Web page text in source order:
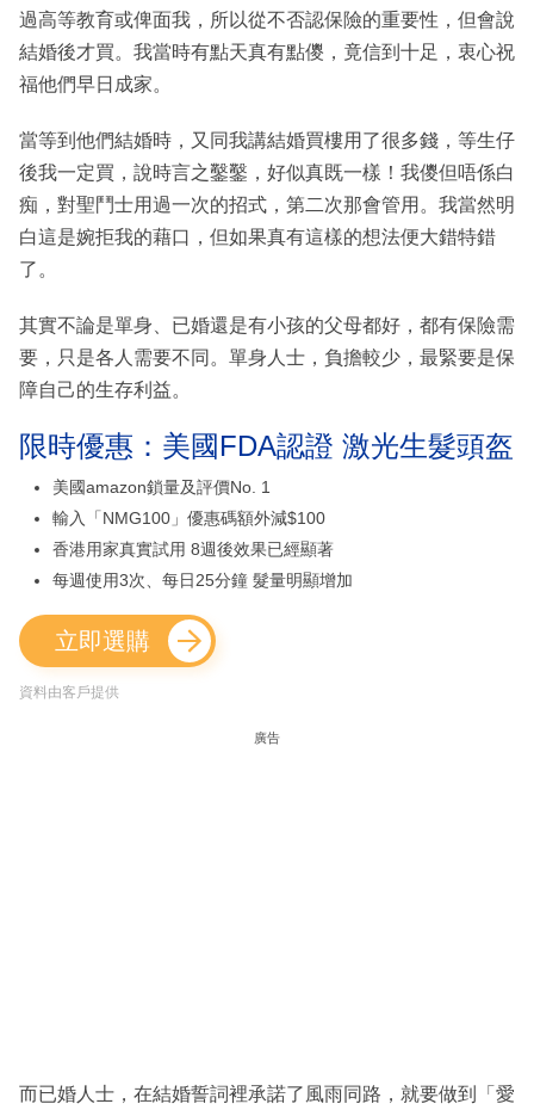
過高等教育或俾面我，所以從不否認保險的重要性，但會說
結婚後才買。我當時有點天真有點儍，竟信到十足，衷心祝
福他們早日成家。
當等到他們結婚時，又同我講結婚買樓用了很多錢，等生仔
後我一定買，說時言之鑿鑿，好似真既一樣！我儍但唔係白
痴，對聖鬥士用過一次的招式，第二次那會管用。我當然明
白這是婉拒我的藉口，但如果真有這樣的想法便大錯特錯
了。
其實不論是單身、已婚還是有小孩的父母都好，都有保險需
要，只是各人需要不同。單身人士，負擔較少，最緊要是保
障自己的生存利益。
限時優惠：美國FDA認證 激光生髮頭盔
美國amazon鎖量及評價No. 1
輸入「NMG100」優惠碼額外減$100
香港用家真實試用 8週後效果已經顯著
每週使用3次、每日25分鐘 髮量明顯增加
立即選購
資料由客戶提供
廣告
而已婚人士，在結婚誓詞裡承諾了風雨同路，就要做到「愛